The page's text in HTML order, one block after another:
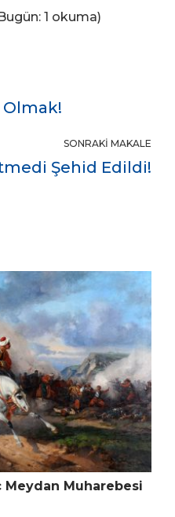
1 okuma)
Olmak!
SONRAKI MAKALE
Şehid Edildi!
Meydan Muharebesi